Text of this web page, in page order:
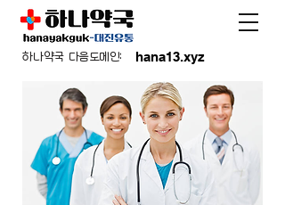
hana13.xyz
하나약국 다음도메인: